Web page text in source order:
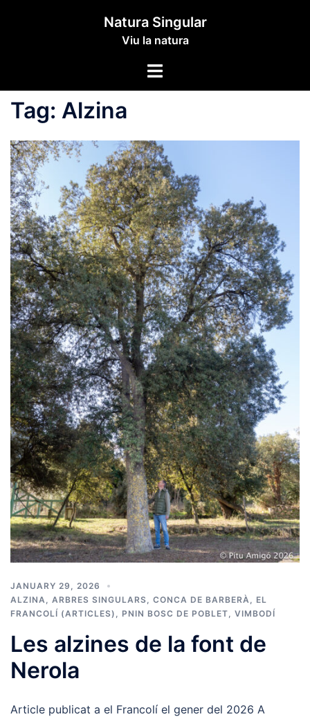
Natura Singular
Viu la natura
Toggle
Tag: Alzina
JANUARY 29, 2026
ALZINA
ARBRES SINGULARS CONCA DE BARBERÀ
EL
FRANCOLÍ (ARTICLES)
PNIN BOSC DE POBLET VIMBODÍ
Les alzines de la font de
Nerola
Article publicat a el Francolí el gener del 2026 A